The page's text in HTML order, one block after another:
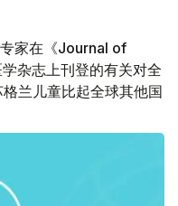
家在《Journal of
杂志上刊登的有关对全
兰儿童比起全球其他国